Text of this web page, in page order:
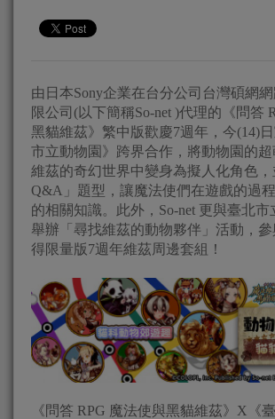
由日本Sony企業在台分公司台灣碩網
限公司(以下簡稱So-net )代理的《問答
黑貓維茲》繁中版歡慶7週年，今(14)
市立動物園》跨界合作，將動物園的
維茲的奇幻世界中變身為擬人化角色
Q&A」題型，讓魔法使們在遊戲的過
的相關知識。此外，So-net 更與臺北
舉辦「尋找維茲的動物夥伴」活動，
得限量版7週年維茲周邊套組！
《問答 RPG 魔法使與黑貓維茲》X《